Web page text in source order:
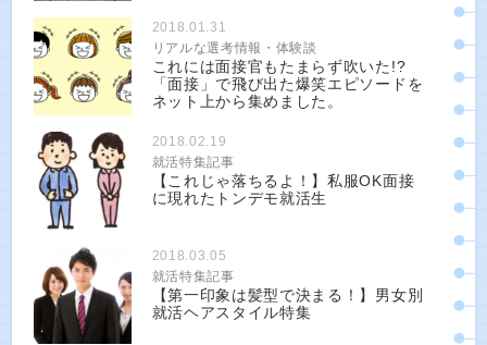
2018.01.31
リアルな選考情報・体験談
これには面接官もたまらず吹いた!?
「面接」で飛び出た爆笑エピソードを
ネット上から集めました。
2018.02.19
就活特集記事
【これじゃ落ちるよ！】私服OK面接
に現れたトンデモ就活生
2018.03.05
就活特集記事
【第一印象は髪型で決まる！】男女別
就活ヘアスタイル特集